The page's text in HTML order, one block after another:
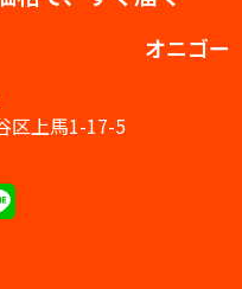
オニゴー
区上馬1-17-5